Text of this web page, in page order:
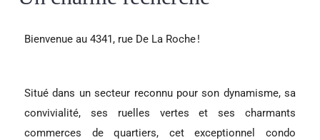
Bienvenue au 4341, rue De La Roche !
Situé dans un secteur reconnu pour son dynamisme, sa
convivialité, ses ruelles vertes et ses charmants
commerces de quartiers, cet exceptionnel condo